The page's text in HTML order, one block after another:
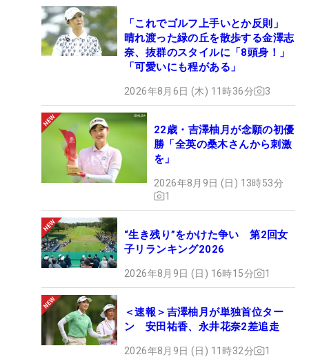
「これでゴルフ上手いとか反則」
晴れ渡った緑の丘を散歩する金澤志
奈、抜群のスタイルに「8頭身！」
「可愛いにも程がある」
2026年8月6日 (木) 11時36分 3
22歳・吉澤柚月が念願の初優
勝「全英の桑木さんから刺激
を」
2026年8月9日 (日) 13時53分
1
“生き残り”をかけた争い 第2回女
子リランキング2026
2026年8月9日 (日) 16時15分 1
＜速報＞吉澤柚月が単独首位ター
ン 安田祐香、永井花奈2差追走
2026年8月9日 (日) 11時32分 1